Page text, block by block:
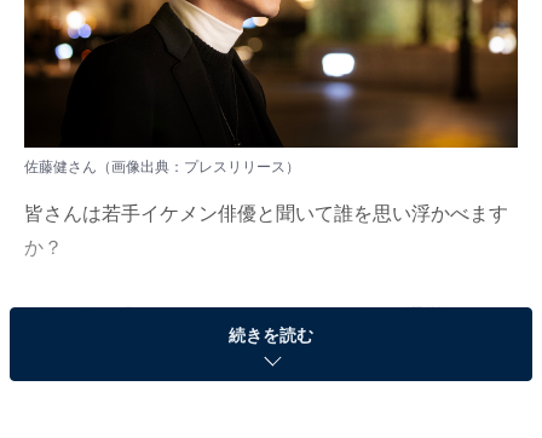
佐藤健さん（画像出典： プレスリリース ）
皆さんは若手イケメン俳優と聞いて誰を思い浮かべます
か？
ーキテクトは、「若手イケメン俳優」ランキングを発
表。本記事では、その中から「30代の若手イケメン俳
続きを読む